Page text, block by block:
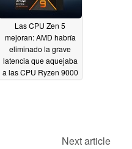
Las CPU Zen 5
mejoran: AMD habría
eliminado la grave
latencia que aquejaba
a las CPU Ryzen 9000
Next article